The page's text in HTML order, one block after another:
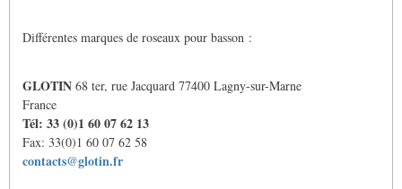
Différentes marques de roseaux pour basson :
GLOTIN 68 ter, rue Jacquard 77400 Lagny-sur-Marne
France
Tél: 33 (0)1 60 07 62 13
Fax: 33(0)1 60 07 62 58
contacts@glotin.fr